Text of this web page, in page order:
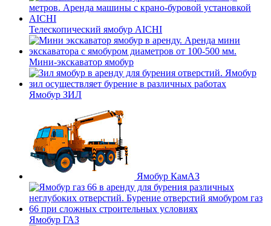
Телескопический ямобур AICHI
Мини-экскаватор ямобур
Ямобур ЗИЛ
Ямобур КамАЗ
Ямобур ГАЗ